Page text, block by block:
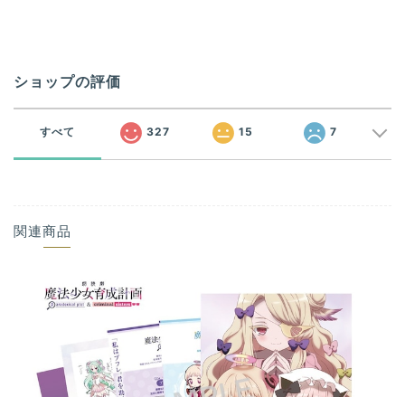
ショップの評価
すべて 327 15 7
関連商品